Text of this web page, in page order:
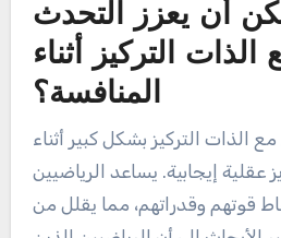
أن يعزز التحدث
الذات التركيز أثناء
المنافسة؟
الذات التركيز بشكل كبير أثناء
عقلية إيجابية. يساعد الرياضيين
قوتهم وقدراتهم، مما يقلل من